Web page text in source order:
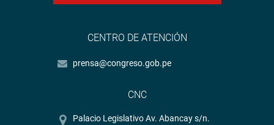
CENTRO DE ATENCIÓN
prensa@congreso.gob.pe
CNC
Palacio Legislativo Av. Abancay s/n.